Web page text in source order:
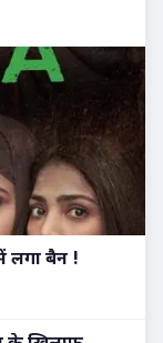
लगा बैन !